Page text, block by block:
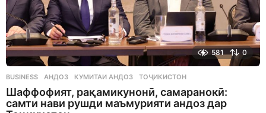
581 0
BUSINESS АНДОЗ ,КУМИТАИ АНДОЗ ,ТОҶИКИСТОН
Шаффофият, рақамикунонӣ, самаранокӣ:
самти нави рушди маъмурияти андоз дар